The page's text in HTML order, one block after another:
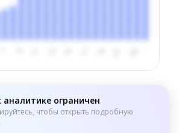
аналитике ограничен
чтобы открыть подробную